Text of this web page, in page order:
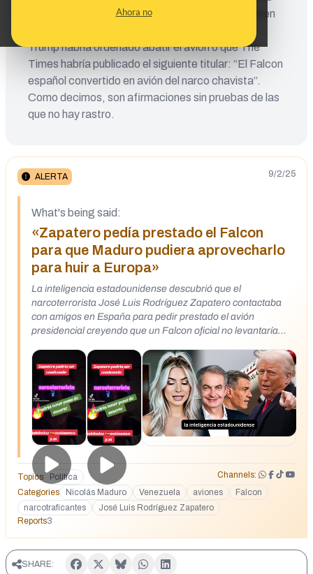
Ahora no
ALERTA 9/2/25
What's being said:
«Zapatero pedía prestado el Falcon
para que Maduro pudiera aprovecharlo
para huir a Europa»
La inteligencia estadounidense descubrió que el
narcoterrorista José Luis Rodríguez Zapatero contactaba
con amigos en España para pedir prestado el avión
presidencial creyendo que un Falcon oficial no levantaría
pudiera aprovechar ese aparato como salvoconducto para
huir hacia Europa. Estados Unidos reaccionó de inmediato
su espacio aéreo quedó cerrado a cualquiera aeronave
sospechosa. Zapatero ya figura oficialmente en la lista de
narcoterroristas de Washington junto a Nicolás Maduro un
estigma político y judicial que significa cadena perpetua en
suelo norteamericano o incluso la pena de muerte bajo
cargos de narcoterrorismo- Lo que más inquieta a la
inteligencia estadounidense es que Zapatero acorralado
podría cantar para salvar su pellejo abriría la boca y revelaría
los nombres de sus socios europeos políticos empresarios e
incluso altos cargos comunitarios aparecerían implicados en
el transporte de toneladas de cocaína desde Venezuela
hasta los puertos de Génova, Valencia y Rotterdam.
Topics Política
Channels:
Categories
Nicolás Maduro Venezuela aviones
Falcon
narcotraficantes
José Luis Rodríguez Zapatero
Reports3
Estados Unidos al ser una supuesta figura clave en
Trump habría ordenado abatir el avión o que The
Times habría publicado el siguiente titular: “El Falcon
español convertido en avión del narco chavista”.
Como decimos, son afirmaciones sin pruebas de las
que no hay rastro.
SHARE: